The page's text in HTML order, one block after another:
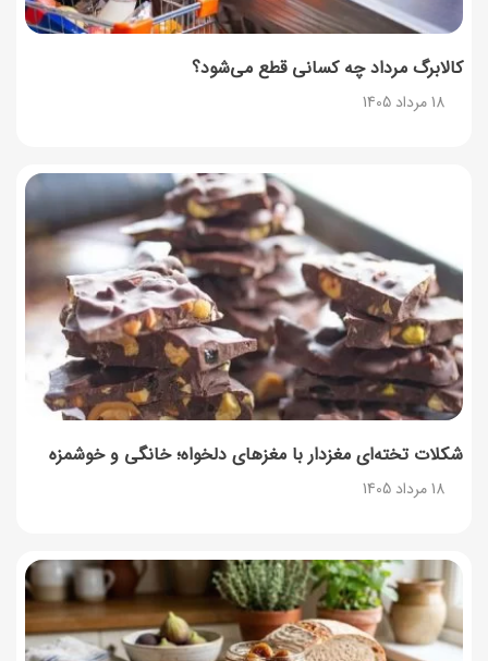
کالابرگ مرداد چه کسانی قطع می‌شود؟
18 مرداد 1405
شکلات تخته‌ای مغزدار با مغزهای دلخواه؛ خانگی و خوشمزه
18 مرداد 1405